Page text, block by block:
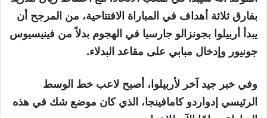
بفارق ثلاثة أهداف في المباراة الافتتاحية، من المرجح أن
يبدأ أربيلوا بجونزالو جارسيا في الهجوم بدلاً من فينيسيوس
جونيور وإدخال مبابي على مقاعد البدلاء.
وفي خبر جيد آخر لأربيلوا، أصبح لاعب خط الوسط
الرئيسي إدواردو كامافينجا، الذي كان موضع شك في هذه